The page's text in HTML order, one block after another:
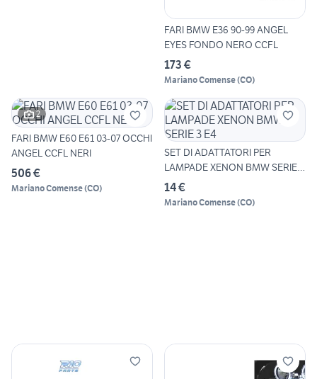
FARI BMW E36 90-99 ANGEL
EYES FONDO NERO CCFL
173 €
Mariano Comense(CO)
2
FARI BMW E60 E61 03-07 OCCHI
ANGEL CCFL NERI
506 €
Mariano Comense(CO)
SET DI ADATTATORI PER
LAMPADE XENON BMW SERIE 3
E4
14 €
Mariano Comense(CO)